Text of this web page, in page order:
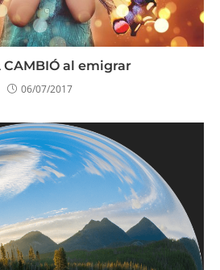
CAMBIÓ al emigrar
06/07/2017